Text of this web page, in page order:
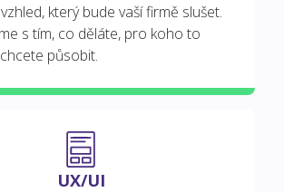
který bude vaší firmě slušet.
s tím, co děláte, pro koho to
působit.
UX/UI